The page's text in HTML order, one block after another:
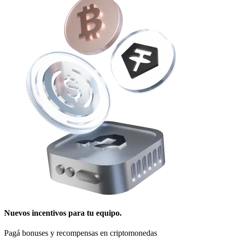
Nuevos incentivos para tu equipo.
Pagá bonuses y recompensas en criptomonedas